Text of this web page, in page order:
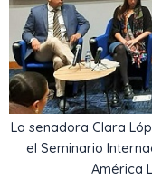
La senadora Clara
el Seminario
América